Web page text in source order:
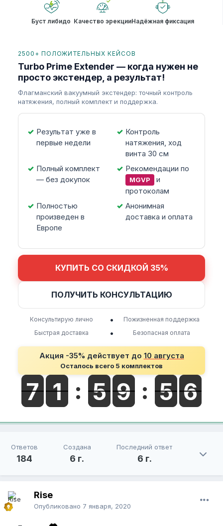
Буст либидо Качество эрекцииНадёжная фиксация
2500+ ПОЛОЖИТЕЛЬНЫХ КЕЙСОВ
Turbo Prime Extender — когда нужен не
просто экстендер, а результат!
Флагманский вакуумный экстендер: точный контроль
натяжения, полный комплект и поддержка.
Результат уже в
первые недели
Контроль
натяжения, ход
винта 30 см
Полный комплект
— без докупок
Рекомендации по
MGVP
и
протоколам
Полностью
произведен в
Европе
Анонимная
доставка и оплата
КУПИТЬ СО СКИДКОЙ 35%
ПОЛУЧИТЬ КОНСУЛЬТАЦИЮ
Консультирую лично •
Пожизненная поддержка
Быстрая доставка
• Безопасная оплата
Акция -35% действует до 10 августа
Осталось всего 5 комплектов
Ответов
184
Создана
6 г.
Последний ответ
6 г.
Rise
Опубликовано 7 января, 2020